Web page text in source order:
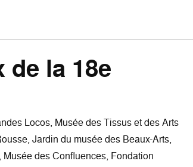
la 18e
Locos, Musée des Tissus et des Arts
Jardin du musée des Beaux-Arts,
des Confluences, Fondation